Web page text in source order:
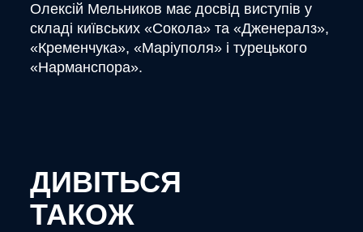
Олексій Мельников має досвід виступів у
складі київських «Сокола» та «Дженералз»,
«Кременчука», «Маріуполя» і турецького
«Нарманспора».
ДИВІТЬСЯ
ТАКОЖ